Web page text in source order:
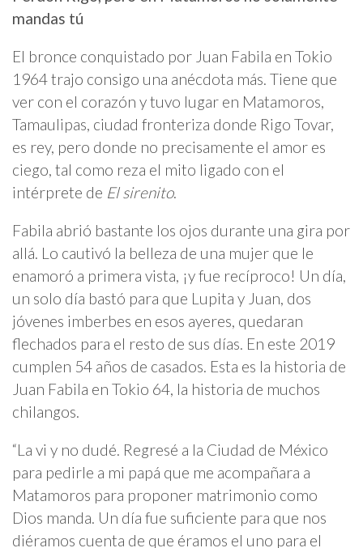
mandas tú
El bronce conquistado por Juan Fabila en Tokio
1964 trajo consigo una anécdota más. Tiene que
ver con el corazón y tuvo lugar en Matamoros,
Tamaulipas, ciudad fronteriza donde Rigo Tovar,
es rey, pero donde no precisamente el amor es
ciego, tal como reza el mito ligado con el
intérprete de El sirenito.
Fabila abrió bastante los ojos durante una gira por
allá. Lo cautivó la belleza de una mujer que le
enamoró a primera vista, ¡y fue recíproco! Un día,
un solo día bastó para que Lupita y Juan, dos
jóvenes imberbes en esos ayeres, quedaran
flechados para el resto de sus días. En este 2019
cumplen 54 años de casados. Esta es la historia de
Juan Fabila en Tokio 64, la historia de muchos
chilangos.
“La vi y no dudé. Regresé a la Ciudad de México
para pedirle a mi papá que me acompañara a
Matamoros para proponer matrimonio como
Dios manda. Un día fue suficiente para que nos
diéramos cuenta de que éramos el uno para el